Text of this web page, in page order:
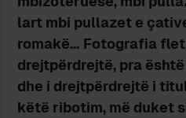
lart mbi pullazet e
romakë… Fotografia
drejtpërdrejtë, pra
dhe i drejtpërdrejtë i
këtë ribotim, më duket